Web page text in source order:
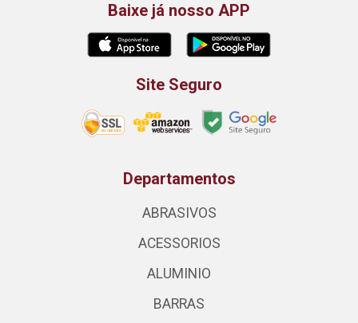
Baixe já nosso APP
Site Seguro
Departamentos
ABRASIVOS
ACESSORIOS
ALUMINIO
BARRAS